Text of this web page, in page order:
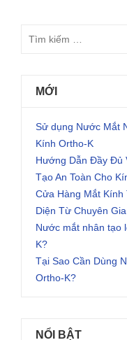
MỚI
Sử dụng Nước Mắt
Kính Ortho-K
Hướng Dẫn Đầy Đủ
Tạo An Toàn Cho
Cửa Hàng Mắt Kính
Diện Từ Chuyên Gia
Nước mắt nhân tạo
K?
Tại Sao Cần Dùng
Ortho-K?
NỔI BẬT